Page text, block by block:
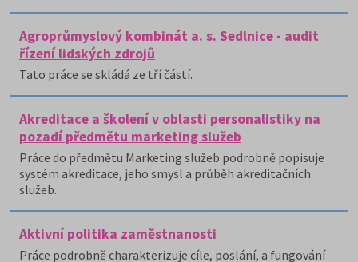
Agroprůmyslový kombinát a. s. Sedlnice - audit
řízení lidských zdrojů
Tato práce se skládá ze tří částí.
Akreditace a školení v oblasti personalistiky na
pozadí předmětu marketing služeb
Práce do předmětu Marketing služeb podrobně popisuje
systém akreditace, jeho smysl a průběh akreditačních
služeb.
Aktivní politika zaměstnanosti
Práce podrobně charakterizuje cíle, poslání, a fungování